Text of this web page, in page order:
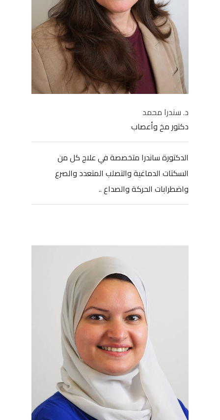
د. سندرا محمد
دكتور مخ وأعصاب
الدكتورة ساندرا متخصصة في علاج كل من
السكتات الدماغية والتصلب المتعدد والصرع
واضطرابات الحركة والصداع ..